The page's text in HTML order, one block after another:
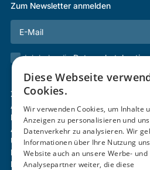
Zum Newsletter anmelden
Ich habe die
Zertifizierung & Verifikation
Akademie
Mitgliedschaft
Aktivitäten
Über uns
Login
Kontakt
Diese Webseite
Cookies.
Wir verwenden Cookies, um Inhalte
Anzeigen zu personalisieren und
Datenverkehr zu analysieren. Wir
Informationen über Ihre Nutzung
Website auch an unsere Werbe- und
Analysepartner weiter, die diese